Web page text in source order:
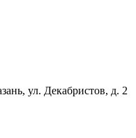
ул. Декабристов, д. 2